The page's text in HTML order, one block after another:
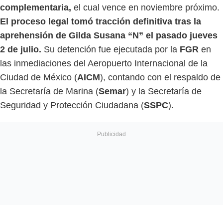
complementaria, el cual vence en noviembre próximo.
El proceso legal tomó tracción definitiva tras la
aprehensión de Gilda Susana “N” el pasado jueves
2 de julio. Su detención fue ejecutada por la FGR en
las inmediaciones del Aeropuerto Internacional de la
Ciudad de México (AICM), contando con el respaldo de
la Secretaría de Marina (Semar) y la Secretaría de
Seguridad y Protección Ciudadana (SSPC).